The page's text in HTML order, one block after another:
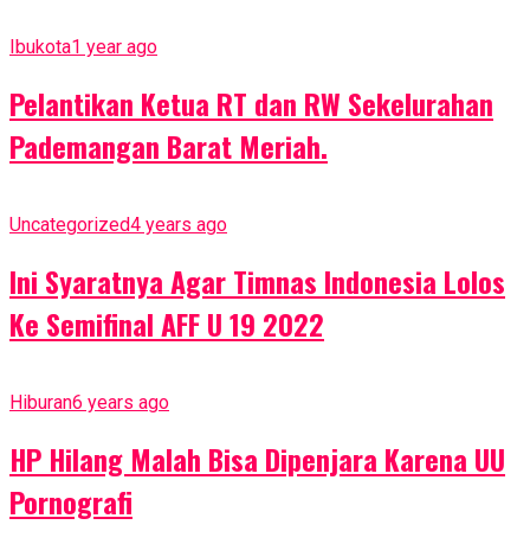
Ibukota1 year ago
Pelantikan Ketua RT dan RW Sekelurahan
Pademangan Barat Meriah.
Uncategorized4 years ago
Ini Syaratnya Agar Timnas Indonesia Lolos
Ke Semifinal AFF U 19 2022
Hiburan6 years ago
HP Hilang Malah Bisa Dipenjara Karena UU
Pornografi